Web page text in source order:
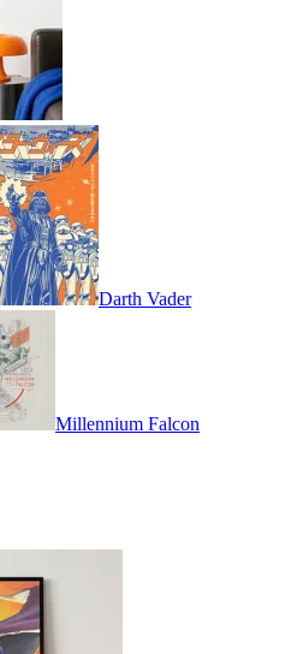
Darth Vader
Millennium Falcon